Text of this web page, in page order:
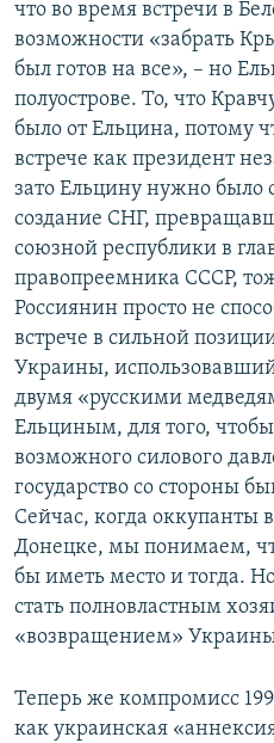
что во время встречи в
возможности «забрать
был готов на все», – но
полуострове. То, что
было от Ельцина, потому
встрече как президент
зато Ельцину нужно было
создание СНГ,
союзной республики в
правопреемника СССР,
Россиянин просто не
встрече в сильной
Украины,
двумя «русскими
Ельциным, для того,
возможного силового
государство со стороны
Сейчас, когда оккупанты
Донецке, мы понимаем,
бы иметь место и тогда.
стать полновластным
«возвращением»
Теперь же компромисс
как украинская